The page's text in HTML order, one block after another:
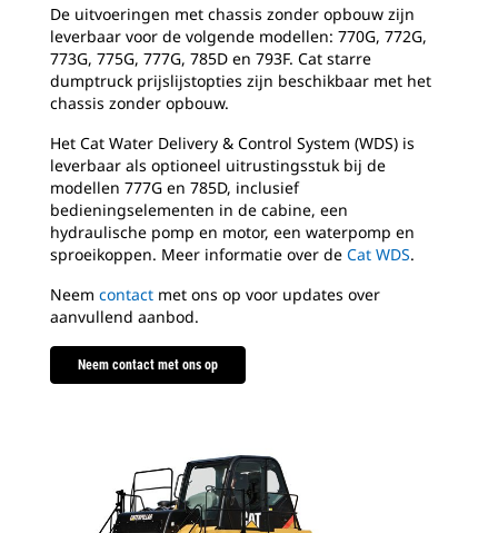
De uitvoeringen met chassis zonder opbouw zijn
leverbaar voor de volgende modellen: 770G, 772G,
773G, 775G, 777G, 785D en 793F. Cat starre
dumptruck prijslijstopties zijn beschikbaar met het
chassis zonder opbouw.
Het Cat Water Delivery & Control System (WDS) is
leverbaar als optioneel uitrustingsstuk bij de
modellen 777G en 785D, inclusief
bedieningselementen in de cabine, een
hydraulische pomp en motor, een waterpomp en
sproeikoppen. Meer informatie over de Cat WDS.
Neem contact met ons op voor updates over
aanvullend aanbod.
Neem contact met ons op